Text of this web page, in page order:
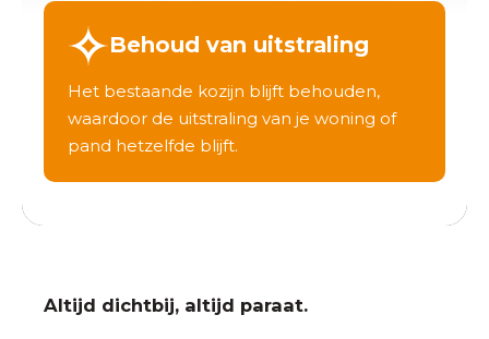
Behoud van uitstraling
Het bestaande kozijn blijft behouden,
waardoor de uitstraling van je woning of
pand hetzelfde blijft.
Altijd dichtbij, altijd paraat.